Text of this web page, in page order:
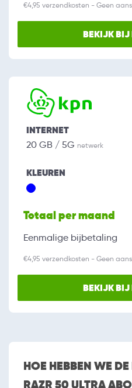
€4,95 verzendkosten - Geen
BEKIJK BIJ
INTERNET
20 GB / 5G netwerk
KLEUREN
Totaal per maand
Eenmalige bijbetaling
€4,95 verzendkosten - Geen
BEKIJK BIJ
HOE HEBBEN WE
RAZR 50 ULTRA